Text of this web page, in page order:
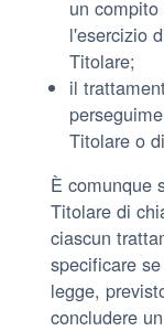
un
l'esercizio
Titolare;
il
Titolare o
È comunque
Titolare di
ciascun
specificare
legge,
concludere